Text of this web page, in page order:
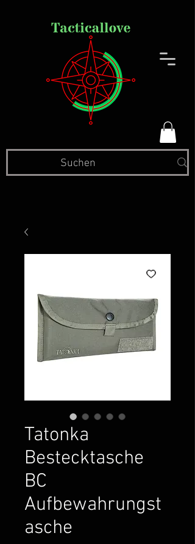
Tatonka
Bestecktasche
BC
Aufbewahrungst
asche